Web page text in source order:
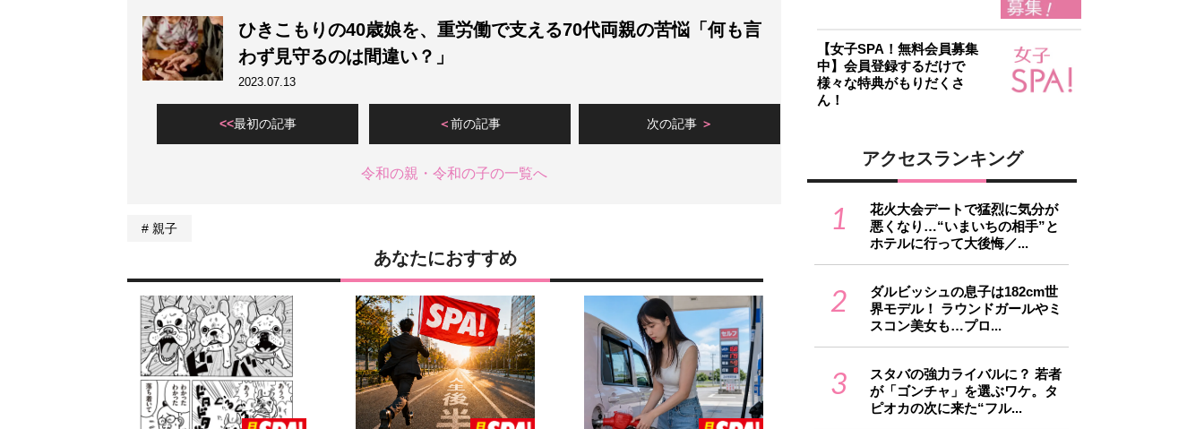
ひきこもりの40歳娘を、重労働で支える70代両親の苦悩「何も言
わず見守るのは間違い？」
2023.07.13
最初の記事 前の記事 次の記事
令和の親・令和の子の一覧へ
親子
あなたにおすすめ
【女子SPA！無料会員募集
中】会員登録するだけで
様々な特典がもりだくさ
ん！
アクセスランキング
1
花火大会デートで猛烈に気分が
悪くなり…“いまいちの相手”と
ホテルに行って大後悔／...
2
ダルビッシュの息子は182cm世
界モデル！ ラウンドガールやミ
スコン美女も…プロ...
3
スタバの強力ライバルに？ 若者
が「ゴンチャ」を選ぶワケ。タ
ピオカの次に来た“フル...